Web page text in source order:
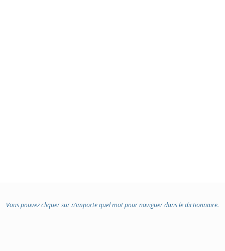
Vous pouvez cliquer sur n’importe quel mot pour naviguer dans le dictionnaire.